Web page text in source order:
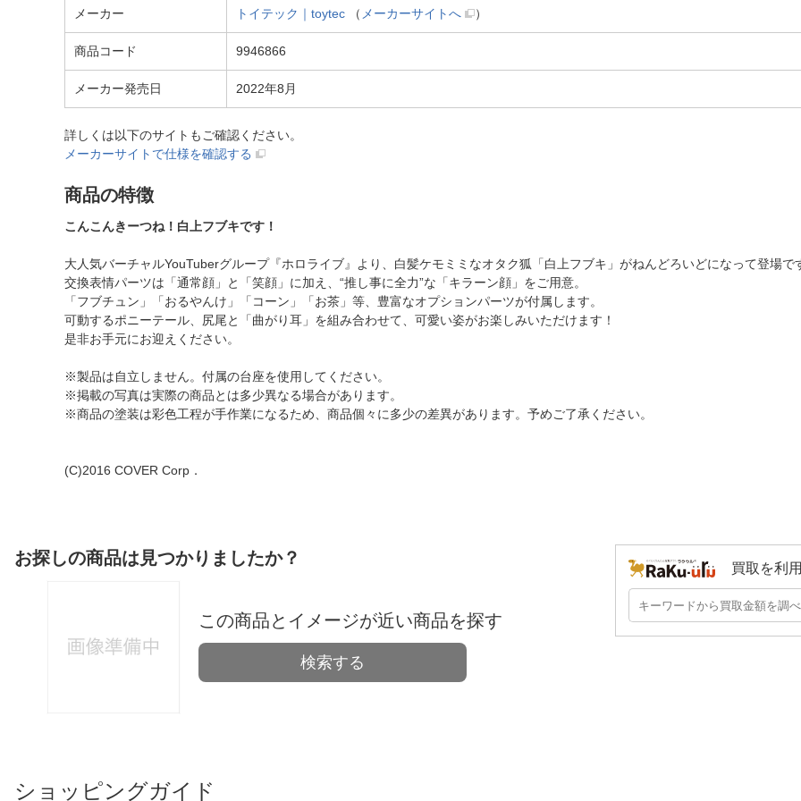
メーカー トイテック｜toytec （ メーカーサイトへ ）
商品コード 9946866
メーカー発売日 2022年8月
詳しくは以下のサイトもご確認ください。
メーカーサイトで仕様を確認する
商品の特徴
こんこんきーつね！白上フブキです！
大人気バーチャルYouTuberグループ『ホロライブ』より、白髪ケモミミなオタク狐「白上フブキ」がねんどろいどになって登場で
交換表情パーツは「通常顔」と「笑顔」に加え、“推し事に全力”な「キラーン顔」をご用意。
「フブチュン」「おるやんけ」「コーン」「お茶」等、豊富なオプションパーツが付属します。
可動するポニーテール、尻尾と「曲がり耳」を組み合わせて、可愛い姿がお楽しみいただけます！
是非お手元にお迎えください。
※製品は自立しません。付属の台座を使用してください。
※掲載の写真は実際の商品とは多少異なる場合があります。
※商品の塗装は彩色工程が手作業になるため、商品個々に多少の差異があります。予めご了承ください。
(C)2016 COVER Corp．
お探しの商品は見つかりましたか？
この商品とイメージが近い商品を探す
検索する
買取を利
ショッピングガイド